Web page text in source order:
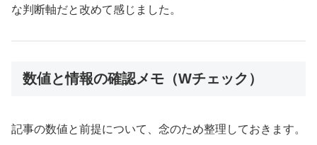
な判断軸だと改めて感じました。
数値と情報の確認メモ（Wチェック）
記事の数値と前提について、念のため整理しておきます。